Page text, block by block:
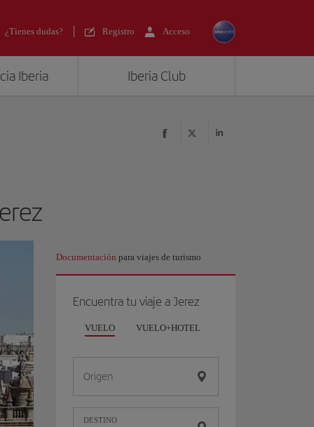
¿Tienes dudas? Registro Acceso
Iberia Iberia Club
Documentación para viajes de turismo
Encuentra tu viaje a Jerez
VUELO VUELO+HOTEL
Origen
DESTINO